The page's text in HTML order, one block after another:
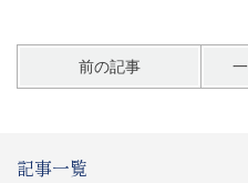
前の記事
記事一覧